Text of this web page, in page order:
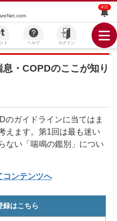
未読
ト ヘルプ ログイン
・COPDのここが知り
のガイドラインに当てはま
えます。第1回は最も迷い
ない「喘鳴の鑑別」につい
コンテンツへ
録はこちら